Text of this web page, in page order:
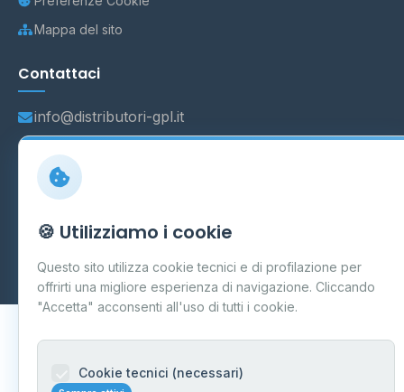
Mappa del sito
Contattaci
info@distributori-gpl.it
Carpi P.IVA 03859300364
Dati forniti da Ministero delle Imprese e del Made in Italy
Aggiornamento quotidiano
🍪 Utilizziamo i cookie
Questo sito utilizza cookie tecnici e di profilazione per
offrirti una migliore esperienza di navigazione. Cliccando
"Accetta" acconsenti all'uso di tutti i cookie.
Cookie tecnici (necessari)